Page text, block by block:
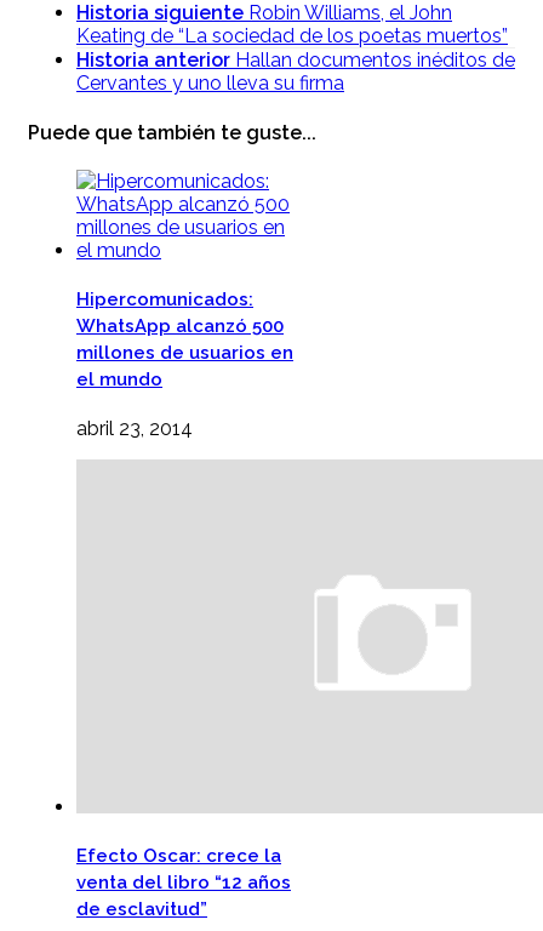
Historia siguiente Robin Williams, el John
Keating de “La sociedad de los poetas muertos”
Historia anterior Hallan documentos inéditos de
Cervantes y uno lleva su firma
Puede que también te guste...
Hipercomunicados:
WhatsApp alcanzó 500
millones de usuarios en
el mundo
abril 23, 2014
Efecto Oscar: crece la
venta del libro “12 años
de esclavitud”